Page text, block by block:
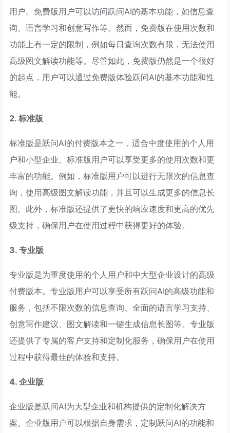
用户。免费版用户可以访问跃问AI的基本功能，如信息查
询、语言学习和创意写作等。然而，免费版在使用次数和
功能上有一定的限制，例如每日查询次数有限，无法使用
高级图文解读功能等。尽管如此，免费版仍然是一个很好
的起点，用户可以通过免费版体验跃问AI的基本功能和性
能。
2. 标准版
标准版是跃问AI的付费版本之一，适合中度使用的个人用
户和小型企业。标准版用户可以享受更多的使用次数和更
丰富的功能。例如，标准版用户可以进行无限次的信息查
询，使用高级图文解读功能，并且可以生成更多的信息长
图。此外，标准版还提供了更快的响应速度和更高的优先
级支持，确保用户在使用过程中获得更好的体验。
3. 专业版
专业版是为重度使用的个人用户和中大型企业设计的高级
付费版本。专业版用户可以享受所有跃问AI的高级功能和
服务，包括不限次数的信息查询、全面的语言学习支持、
创意写作建议、图文解读和一键生成信息长图等。专业版
还提供了专属的客户支持和定制化服务，确保用户在使用
过程中获得最佳的体验和支持。
4. 企业版
企业版是跃问AI为大型企业和机构提供的定制化解决方
案。企业版用户可以根据自身需求，定制跃问AI的功能和